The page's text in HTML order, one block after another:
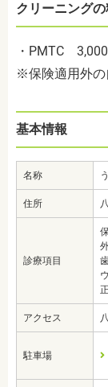
クリーニング
・PMTC
※保険適用外の
基本情報
名称
住所
診療項目
アクセス
駐車場